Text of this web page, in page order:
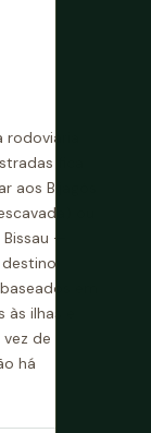
fica
aos Bijagós
ou
—
em
ilhas e
de
há